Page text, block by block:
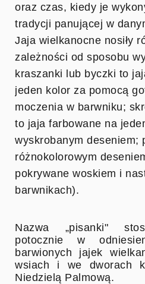
oraz czas, kiedy je
tradycji panującej w
Jaja wielkanocne nosiły
zależności od sposobu
kraszanki lub byczki to
jeden kolor za pomocą
moczenia w barwniku;
to jaja farbowane na
wyskrobanym deseniem;
różnokolorowym
pokrywane woskiem i
barwnikach).
Nazwa „pisanki"
potocznie w
barwionych jajek
wsiach i we dworach
Niedzielą Palmową.